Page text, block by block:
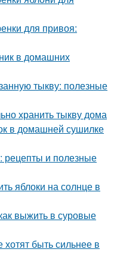
для привоя:
в домашних
тыкву: полезные
хранить тыкву дома
в домашней сушилке
рецепты и полезные
яблоки на солнце в
выжить в суровые
быть сильнее в